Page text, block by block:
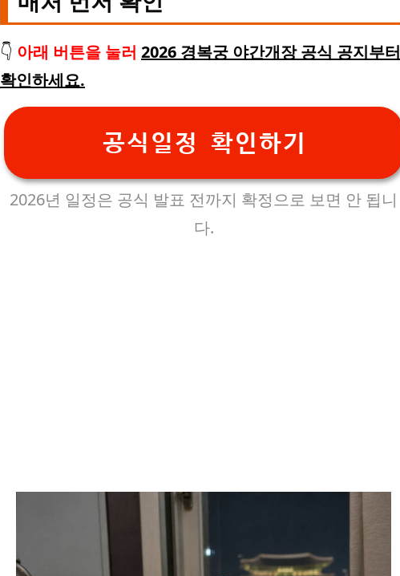
👇 아래 버튼을 눌러 2026 경복궁 야간개장 공식 공지부터
확인하세요.
공식일정 확인하기
2026년 일정은 공식 발표 전까지 확정으로 보면 안 됩니
다.